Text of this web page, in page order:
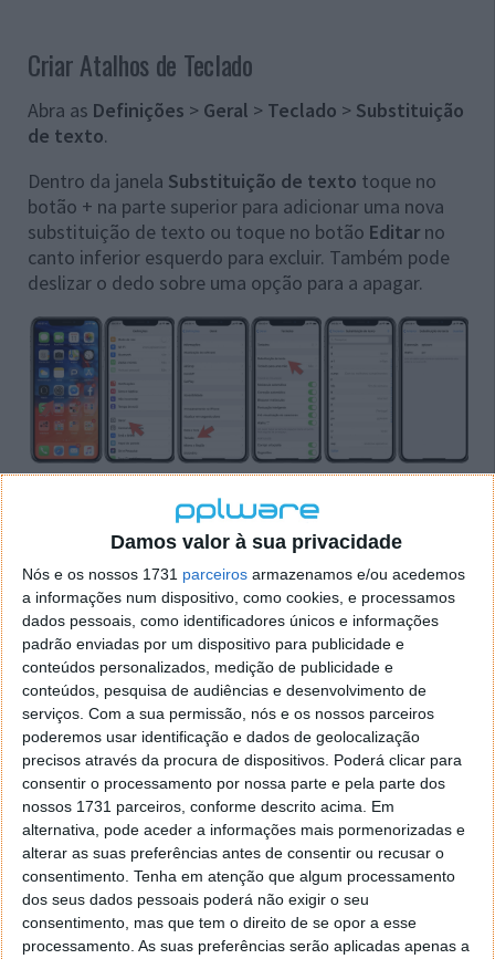
Damos valor à sua privacidade
Nós e os nossos 1731 parceiros armazenamos e/ou acedemos
a informações num dispositivo, como cookies, e processamos
dados pessoais, como identificadores únicos e informações
padrão enviadas por um dispositivo para publicidade e
conteúdos personalizados, medição de publicidade e
conteúdos, pesquisa de audiências e desenvolvimento de
serviços. Com a sua permissão, nós e os nossos parceiros
poderemos usar identificação e dados de geolocalização
precisos através da procura de dispositivos. Poderá clicar para
consentir o processamento por nossa parte e pela parte dos
nossos 1731 parceiros, conforme descrito acima. Em
alternativa, pode aceder a informações mais pormenorizadas e
alterar as suas preferências antes de consentir ou recusar o
consentimento. Tenha em atenção que algum processamento
dos seus dados pessoais poderá não exigir o seu
consentimento, mas que tem o direito de se opor a esse
processamento. As suas preferências serão aplicadas apenas a
Criar Atalhos de Teclado
Abra as Definições > Geral > Teclado > Substituição
de texto.
Dentro da janela Substituição de texto toque no
botão + na parte superior para adicionar uma nova
substituição de texto ou toque no botão Editar no
canto inferior esquerdo para excluir. Também pode
deslizar o dedo sobre uma opção para a apagar.
Ao adicionar uma nova substituição de texto, toque
na palavra ou frase na caixaExpressão. Em seguida,
o respetivo atalho.
Certifique-se de que é algo que se irá lembrar e que
possa ser um gatilho para estas palavras. Pode
mesmo completar com frases maiores mas terá de
ter uma organização que faça sentido para não
baralhar mais do que se não usasse os atalhos.
Por fim, clique no botãoGuardarquando terminar.
Mais dicas para o seu iPhone